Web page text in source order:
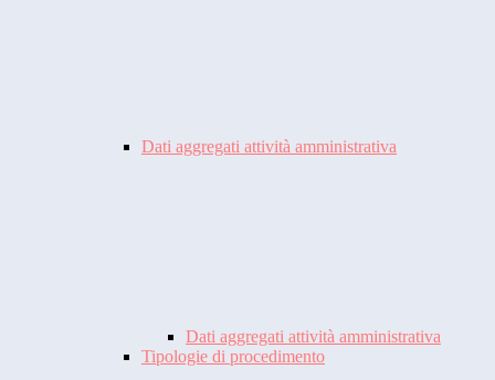
Dati aggregati attività amministrativa
Dati aggregati attività amministrativa
Tipologie di procedimento